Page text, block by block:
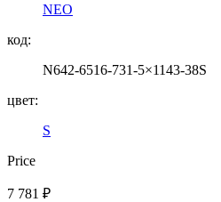
NEO
код:
N642-6516-731-5×1143-38S
цвет:
S
Price
7 781 ₽